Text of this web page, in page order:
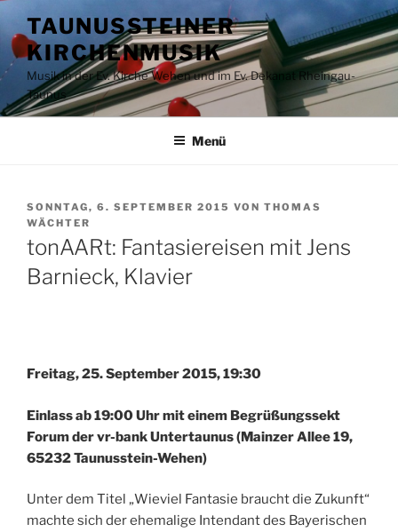
Inhalt
springen
TAUNUSSTEINER
KIRCHENMUSIK
Musik in der Ev. Kirche Wehen und im Ev. Dekanat Rheingau-
Taunus
Menü
VERÖFFENTLICHT
AM
SONNTAG, 6. SEPTEMBER 2015 VON THOMAS
WÄCHTER
tonAARt: Fantasiereisen mit Jens
Barnieck, Klavier
Freitag, 25. September 2015, 19:30
Einlass ab 19:00 Uhr mit einem Begrüßungssekt
Forum der vr-bank Untertaunus (Mainzer Allee 19,
65232 Taunusstein-Wehen)
Unter dem Titel „Wieviel Fantasie braucht die Zukunft“
machte sich der ehemalige Intendant des Bayerischen